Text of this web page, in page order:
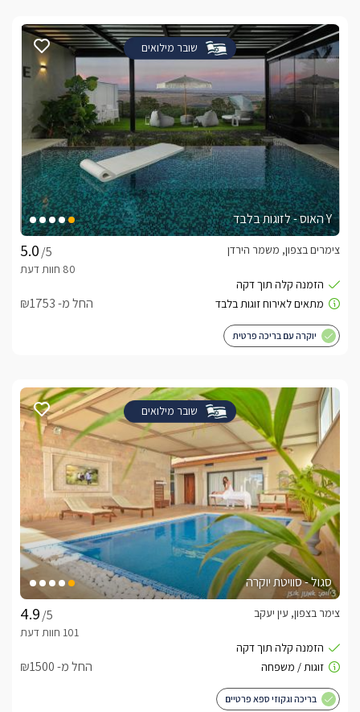
שובר מילואים
Y האוס - לזוגות בלבד
/5
צימרים בצפון, משמר הירדן
החל מ- ₪1753
יוקרה עם בריכה פרטית
שובר מילואים
סגול - סוויטת יוקרה
/5
צימר בצפון, עין יעקב
החל מ- ₪1500
בריכה וגקוזי ספא פרטיים